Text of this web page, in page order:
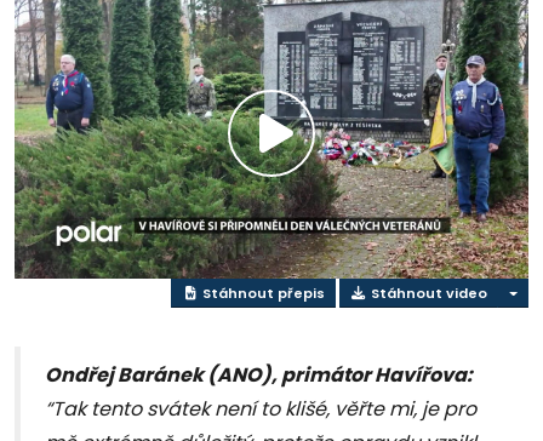
Přehrát
video
Stáhnout přepis Stáhnout video
Ondřej Baránek (ANO), primátor Havířova:
“Tak tento svátek není to klišé, věřte mi, je pro